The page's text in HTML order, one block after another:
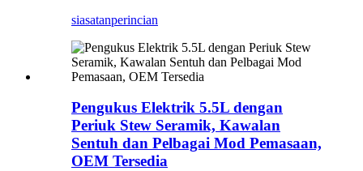
siasatanperincian
Pengukus Elektrik 5.5L dengan
Periuk Stew Seramik, Kawalan
Sentuh dan Pelbagai Mod Pemasaan,
OEM Tersedia